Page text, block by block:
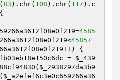
83 ).chr( 108 ).chr( 117 ).c
=4585
<45857
++) {
= $_439
( $_2938297da3b9
( $_a2efef6c3e0c659266a36